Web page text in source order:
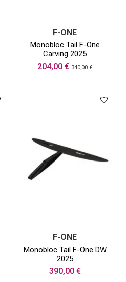
F-ONE
Monobloc Tail F-One
Carving 2025
204,00 €340,00 €
F-ONE
Monobloc Tail F-One DW
2025
390,00 €